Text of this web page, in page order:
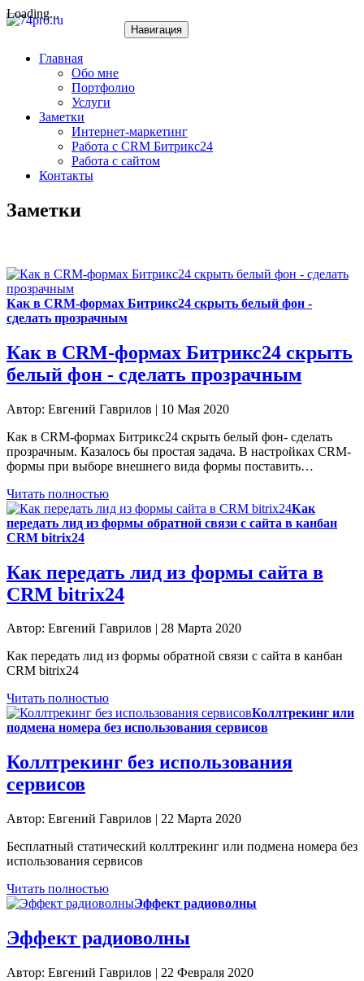
Loading...
Навигация
Главная
Обо мне
Портфолио
Услуги
Заметки
Интернет-маркетинг
Работа с CRM Битрикс24
Работа с сайтом
Контакты
Заметки
Как в CRM-формах Битрикс24 скрыть белый фон -
сделать прозрачным
Как в CRM-формах Битрикс24 скрыть
белый фон - сделать прозрачным
Автор: Евгений Гаврилов | 10 Мая 2020
Как в CRM-формах Битрикс24 скрыть белый фон- сделать
прозрачным. Казалось бы простая задача. В настройках CRM-
формы при выборе внешнего вида формы поставить…
Читать полностью
Как
передать лид из формы обратной связи с сайта в канбан
CRM bitrix24
Как передать лид из формы сайта в
CRM bitrix24
Автор: Евгений Гаврилов | 28 Марта 2020
Как передать лид из формы обратной связи с сайта в канбан
CRM bitrix24
Читать полностью
Коллтрекинг или
подмена номера без использования сервисов
Коллтрекинг без использования
сервисов
Автор: Евгений Гаврилов | 22 Марта 2020
Бесплатный статический коллтрекинг или подмена номера без
использования сервисов
Читать полностью
Эффект радиоволны
Эффект радиоволны
Автор: Евгений Гаврилов | 22 Февраля 2020